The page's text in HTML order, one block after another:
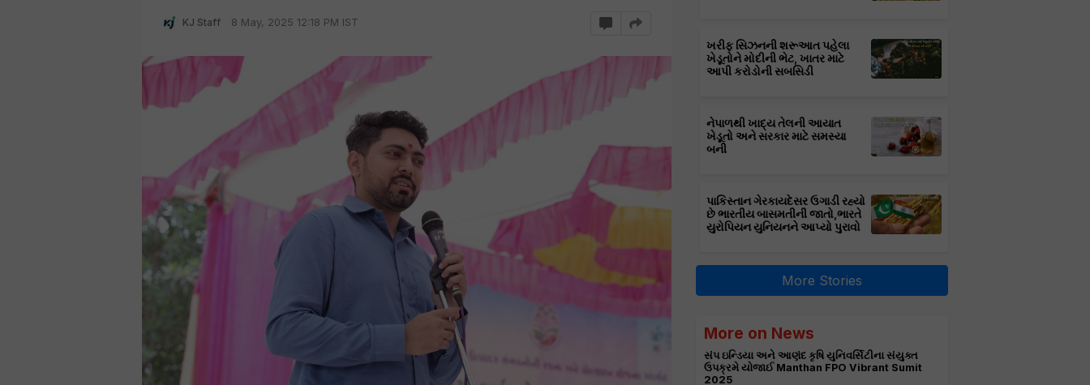
KJ Staff 8 May, 2025 12:18 PM IST
ખરીફ સિઝનની શરૂઆત પહેલા
ખેડૂતોને મોદીની ભેટ, ખાતર માટે
આપી કરોડોની સબસિડી
નેપાળથી ખાદ્ય તેલની આયાત
ખેડૂતો અને સરકાર માટે સમસ્યા
બની
પાકિસ્તાન ગેરકાયદેસર ઉગાડી રહ્યો
છે ભારતીય બાસમતીની જાતો,ભારતે
યુરોપિયન યુનિયનને આપ્યો પુરાવો
More Stories
More on News
સંપ ઇન્ડિયા અને આણંદ કૃષિ યુનિવર્સિટીના સંયુક્ત
ઉપક્રમે યોજાઈ Manthan FPO Vibrant Sumit
2025